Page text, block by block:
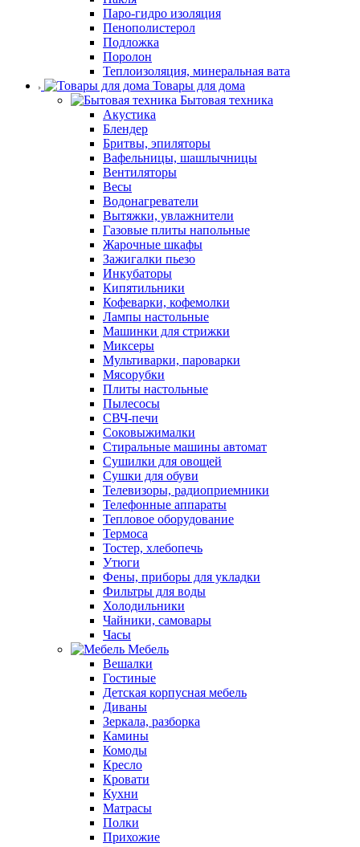
Паро-гидро изоляция
Пенополистерол
Подложка
Поролон
Теплоизоляция, минеральная вата
Товары для дома
Бытовая техника
Акустика
Блендер
Бритвы, эпиляторы
Вафельницы, шашлычницы
Вентиляторы
Весы
Водонагреватели
Вытяжки, увлажнители
Газовые плиты напольные
Жарочные шкафы
Зажигалки пьезо
Инкубаторы
Кипятильники
Кофеварки, кофемолки
Лампы настольные
Машинки для стрижки
Миксеры
Мультиварки, пароварки
Мясорубки
Плиты настольные
Пылесосы
СВЧ-печи
Соковыжималки
Стиральные машины автомат
Сушилки для овощей
Сушки для обуви
Телевизоры, радиоприемники
Телефонные аппараты
Тепловое оборудование
Термоса
Тостер, хлебопечь
Утюги
Фены, приборы для укладки
Фильтры для воды
Холодильники
Чайники, самовары
Часы
Мебель
Вешалки
Гостиные
Детская корпусная мебель
Диваны
Зеркала, разборка
Камины
Комоды
Кресло
Кровати
Кухни
Матрасы
Полки
Прихожие